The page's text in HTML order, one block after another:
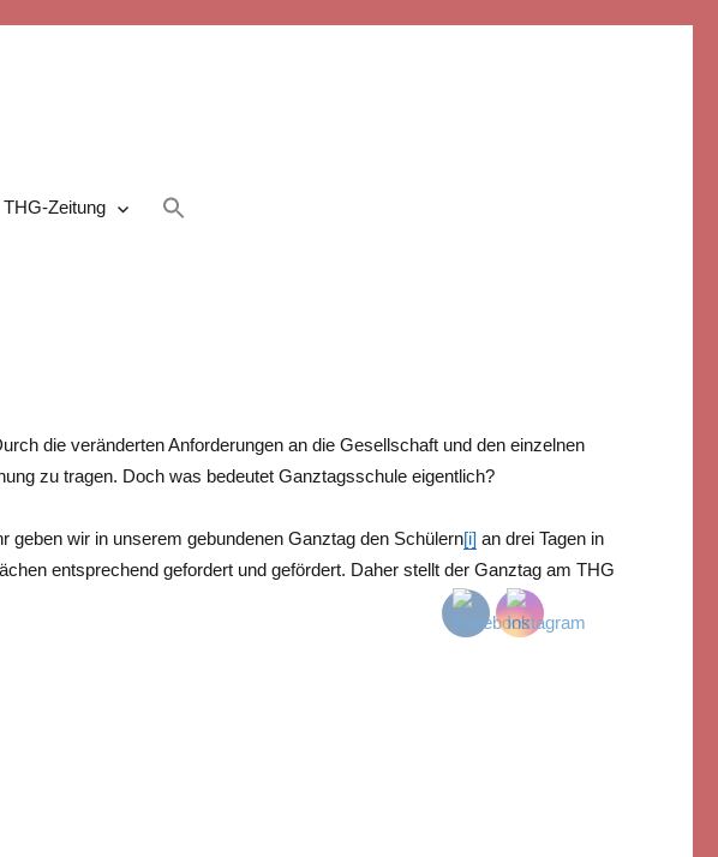
THG-Zeitung
die veränderten Anforderungen an die Gesellschaft und den einzelnen
zu tragen. Doch was bedeutet Ganztagsschule eigentlich?
wir in unserem gebundenen Ganztag den Schülern[i] an drei Tagen in
entsprechend gefordert und gefördert. Daher stellt der Ganztag am THG